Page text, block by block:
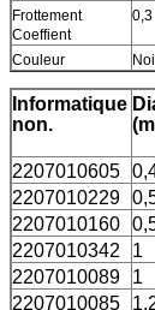
Frottement
Coeffient
0,3
Couleur
Informatique
non.
2207010605
2207010229
2207010160
2207010342
1
2207010089
1
2207010085